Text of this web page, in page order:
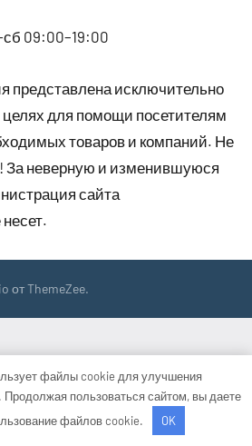
сб 09:00–19:00
представлена исключительно
для помощи посетителям
товаров и компаний. Не
За неверную и изменившуюся
сайта
от ThemeZee.
файлы cookie для улучшения
Продолжая пользоваться сайтом, вы даете
файлов cookie.
OK